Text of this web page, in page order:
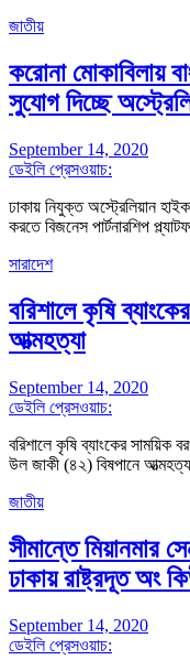
জাতীয়
করোনা মোকাবিলায়
সুযোগ দিচ্ছে
September 14, 2020
ডেইলি প্রেসওয়াচ:
ঢাকায় নিযুক্ত অস্ট্রেলিয়ান
করতে বিজনেস পার্টনারশিপ
সারাদেশ
বরিশালে কৃষি
আত্মহত্যা
September 14, 2020
ডেইলি প্রেসওয়াচ:
বরিশালে কৃষি ব্যাংকের সাময়িক
উল জাকী (৪২) বিষপানে
জাতীয়
সীমান্তে মিয়ানমার
ঢাকায় রাষ্ট্রদূত অং
September 14, 2020
ডেইলি প্রেসওয়াচ: